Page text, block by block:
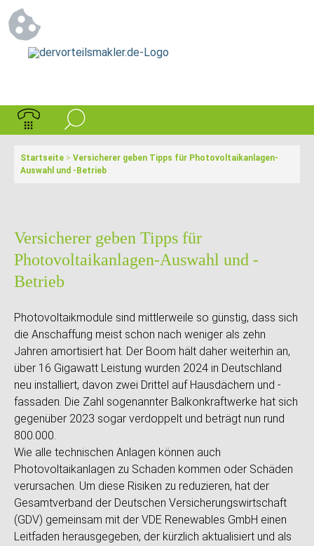
Startseite > Versicherer geben Tipps für Photovoltaikanlagen-
Auswahl und -Betrieb
Versicherer geben Tipps für
Photovoltaikanlagen-Auswahl und -
Betrieb
Photovoltaikmodule sind mittlerweile so günstig, dass sich
die Anschaffung meist schon nach weniger als zehn
Jahren amortisiert hat. Der Boom hält daher weiterhin an,
über 16 Gigawatt Leistung wurden 2024 in Deutschland
neu installiert, davon zwei Drittel auf Hausdächern und -
fassaden. Die Zahl sogenannter Balkonkraftwerke hat sich
gegenüber 2023 sogar verdoppelt und beträgt nun rund
800.000.
Wie alle technischen Anlagen können auch
Photovoltaikanlagen zu Schaden kommen oder Schäden
verursachen. Um diese Risiken zu reduzieren, hat der
Gesamtverband der Deutschen Versicherungswirtschaft
(GDV) gemeinsam mit der VDE Renewables GmbH einen
Leitfaden herausgegeben, der kürzlich aktualisiert und als